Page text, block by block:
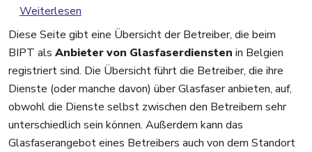
Weiterlesen
Diese Seite gibt eine Übersicht der Betreiber, die beim
BIPT als Anbieter von Glasfaserdiensten in Belgien
registriert sind. Die Übersicht führt die Betreiber, die ihre
Dienste (oder manche davon) über Glasfaser anbieten, auf,
obwohl die Dienste selbst zwischen den Betreibern sehr
unterschiedlich sein können. Außerdem kann das
Glasfaserangebot eines Betreibers auch von dem Standort